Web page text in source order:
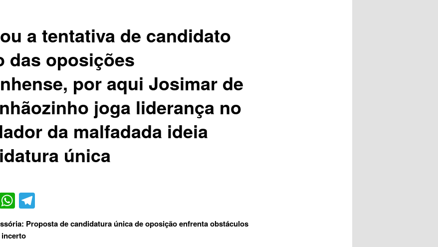
a tentativa de candidato
das oposições
por aqui Josimar de
joga liderança no
da malfadada ideia
única
WhatsApp
Telegram
Proposta de candidatura única de oposição enfrenta obstáculos